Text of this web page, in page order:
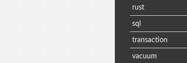
rust
sql
transaction
vacuum